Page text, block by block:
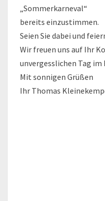
„Sommerkarneval“
bereits einzustimmen.
Seien Sie dabei und
Wir freuen uns auf Ihr
unvergesslichen Tag im
Mit sonnigen Grüßen
Ihr Thomas